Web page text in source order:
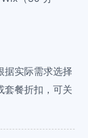
据实际需求选择
套餐折扣，可关